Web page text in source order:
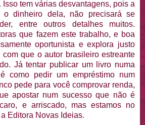
tem várias desvantagens, pois a
o dinheiro dela, não precisará se
entre outros detalhes muitos.
que fazem este trabalho, e boa
oportunista e explora justo
que o autor brasileiro estreante
Já tentar publicar um livro numa
como pedir um empréstimo num
pede para você comprovar renda,
apostar num sucesso que não é
e arriscado, mas estamos no
Editora Novas Ideias.